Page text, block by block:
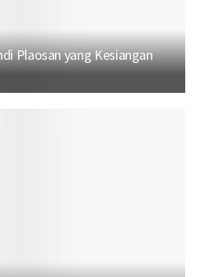
Plaosan yang Kesiangan